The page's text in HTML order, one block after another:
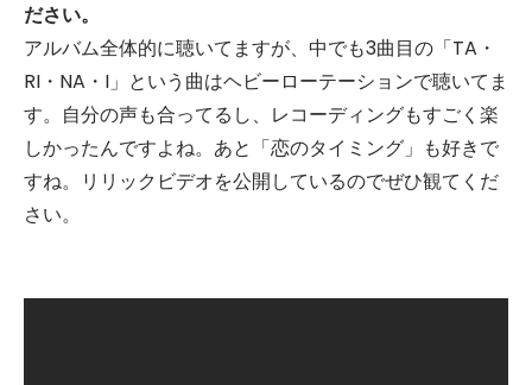
ださい。
アルバム全体的に聴いてますが、中でも3曲目の「TA・
RI・NA・I」という曲はヘビーローテーションで聴いてま
す。自分の声も合ってるし、レコーディングもすごく楽
しかったんですよね。あと「恋のタイミング」も好きで
すね。リリックビデオを公開しているのでぜひ観てくだ
さい。